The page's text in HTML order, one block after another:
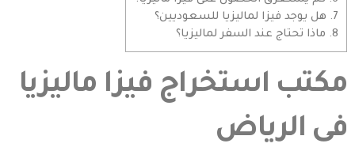
7.
هل يوجد فيزا لماليزيا للسعوديين؟
8. ماذا تحتاج عند السفر لماليزيا؟
مكتب استخراج فيزا ماليزيا
فى الرياض